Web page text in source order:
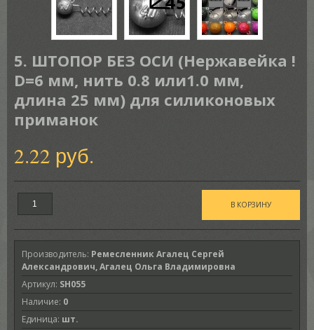
5. ШТОПОР БЕЗ ОСИ (Нержавейка !
D=6 мм, нить 0.8 или1.0 мм,
длина 25 мм) для силиконовых
приманок
2.22 руб.
Производитель: Ремесленник Агалец Сергей
Александрович, Агалец Ольга Владимировна
Артикул: SH055
Наличие: 0
Единица: шт.